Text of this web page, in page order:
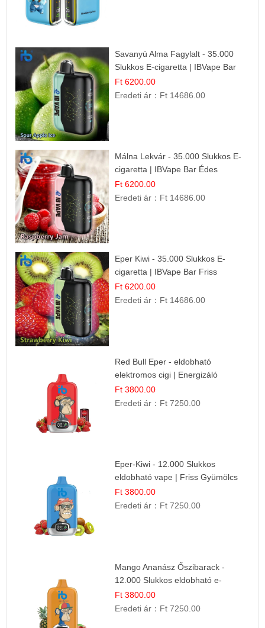
Savanyú Alma Fagylalt - 35.000
Slukkos E-cigaretta | IBVape Bar
Ft 6200.00
Eredeti ár： Ft 14686.00
Málna Lekvár - 35.000 Slukkos E-
cigaretta | IBVape Bar Édes
Gyümölcs Íz
Ft 6200.00
Eredeti ár： Ft 14686.00
Eper Kiwi - 35.000 Slukkos E-
cigaretta | IBVape Bar Friss
Gyümölcs Ízek
Ft 6200.00
Eredeti ár： Ft 14686.00
Red Bull Eper - eldobható
elektromos cigi | Energizáló
Gyümölcs Íz
Ft 3800.00
Eredeti ár： Ft 7250.00
Eper-Kiwi - 12.000 Slukkos
eldobható vape | Friss Gyümölcs
Kombináció
Ft 3800.00
Eredeti ár： Ft 7250.00
Mango Ananász Őszibarack -
12.000 Slukkos eldobható e-
Cigaretta
Ft 3800.00
Eredeti ár： Ft 7250.00